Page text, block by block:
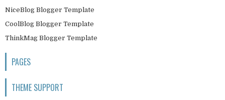
NiceBlog Blogger Template
CoolBlog Blogger Template
ThinkMag Blogger Template
PAGES
THEME SUPPORT